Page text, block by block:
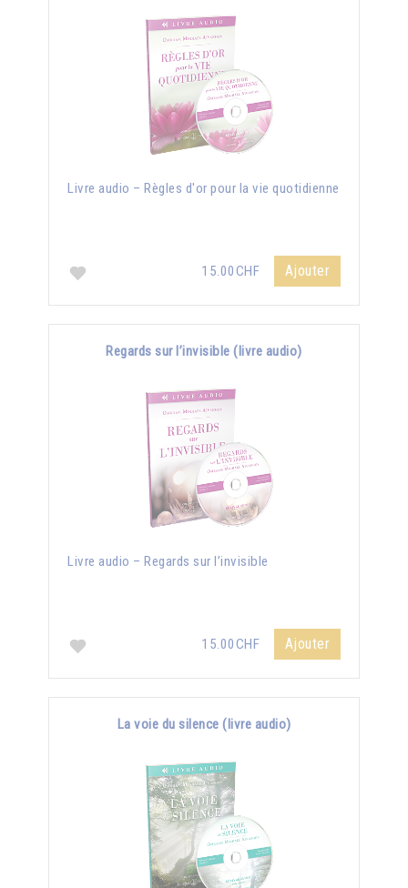
Livre audio – Règles d'or pour la vie quotidienne
15.00CHF Ajouter
Regards sur l’invisible (livre audio)
Livre audio – Regards sur l’invisible
15.00CHF Ajouter
La voie du silence (livre audio)